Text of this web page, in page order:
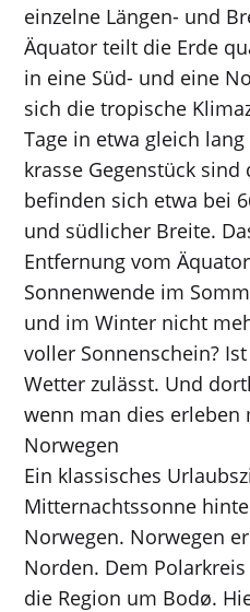
einzelne Längen- und
Äquator teilt die Erde
in eine Süd- und eine
sich die tropische
Tage in etwa gleich
krasse Gegenstück sind
befinden sich etwa bei
und südlicher Breite.
Entfernung vom
Sonnenwende im
und im Winter nicht
voller Sonnenschein?
Wetter zulässt. Und
wenn man dies erleben
Norwegen
Ein klassisches
Mitternachtssonne
Norwegen. Norwegen
Norden. Dem
die Region um Bodø.